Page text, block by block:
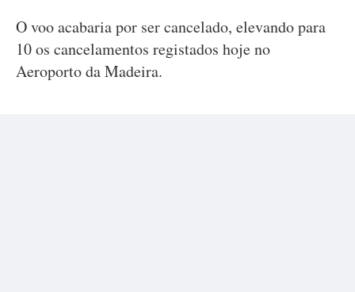
O voo acabaria por ser cancelado, elevando para
10 os cancelamentos registados hoje no
Aeroporto da Madeira.